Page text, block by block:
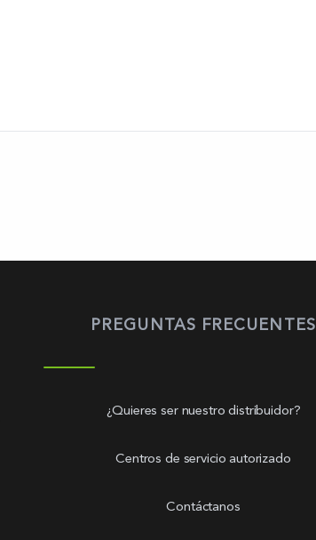
PREGUNTAS FRECUENTES
¿Quieres ser nuestro distribuidor?
Centros de servicio autorizado
Contáctanos